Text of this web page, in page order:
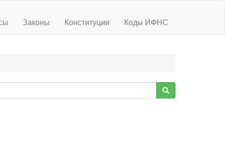
Законы Конституции Коды ИФНС